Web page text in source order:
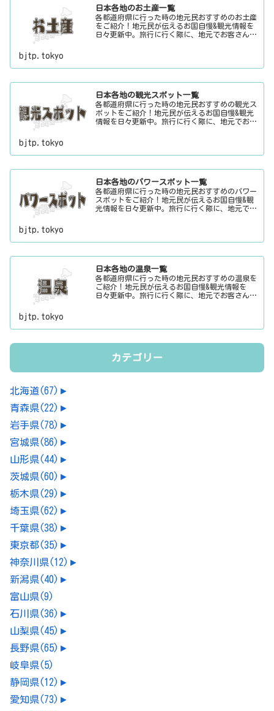
日本各地のお土産一覧
各都道府県に行った時の地元民おすすめのお土産
をご紹介！地元民が伝えるお国自慢&観光情報を
日々更新中。旅行に行く際に、地元でお客さんを
bjtp.tokyo
日本各地の観光スポット一覧
各都道府県に行った時の地元民おすすめの観光ス
ポットをご紹介！地元民が伝えるお国自慢&観光
情報を日々更新中。旅行に行く際に、地元でお客
bjtp.tokyo
日本各地のパワースポット一覧
各都道府県に行った時の地元民おすすめのパワー
スポットをご紹介！地元民が伝えるお国自慢&観
光情報を日々更新中。旅行に行く際に、地元でお
bjtp.tokyo
日本各地の温泉一覧
各都道府県に行った時の地元民おすすめの温泉を
ご紹介！地元民が伝えるお国自慢&観光情報を
日々更新中。旅行に行く際に、地元でお客さんを
bjtp.tokyo
カテゴリー
北海道(67) ►
青森県(22) ►
岩手県(78) ►
宮城県(86) ►
山形県(44) ►
茨城県(60) ►
栃木県(29) ►
埼玉県(62) ►
千葉県(38) ►
東京都(35) ►
神奈川県(12) ►
新潟県(40) ►
富山県(9)
石川県(36) ►
山梨県(45) ►
長野県(65) ►
岐阜県(5)
静岡県(12) ►
愛知県(73) ►